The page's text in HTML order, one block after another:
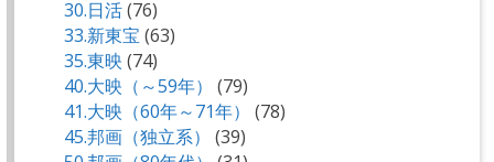
30.日活(76)
33.新東宝 (63)
35.東映 (74)
40.大映（～59年）
(79)
41.大映（60年～71年）
(78)
45.邦画（独立系）
(39)